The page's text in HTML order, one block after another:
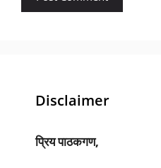
Disclaimer
प्रिय पाठकगण,